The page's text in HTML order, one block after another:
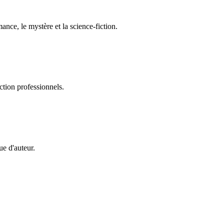
le mystère et la science-fiction.
professionnels.
d'auteur.